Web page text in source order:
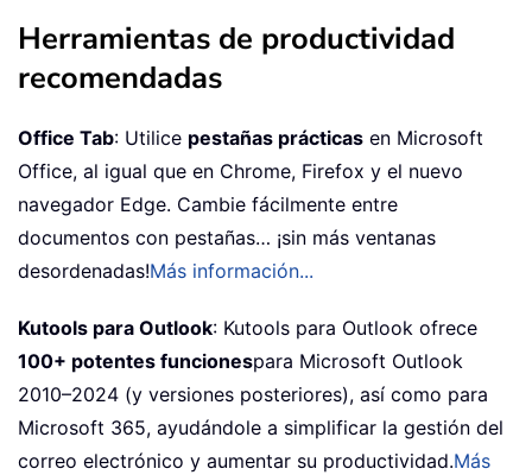
Herramientas de productividad
recomendadas
Office Tab: Utilice pestañas prácticas en Microsoft
Office, al igual que en Chrome, Firefox y el nuevo
navegador Edge. Cambie fácilmente entre
documentos con pestañas… ¡sin más ventanas
desordenadas!Más información...
Kutools para Outlook: Kutools para Outlook ofrece
100+ potentes funcionespara Microsoft Outlook
2010–2024 (y versiones posteriores), así como para
Microsoft 365, ayudándole a simplificar la gestión del
correo electrónico y aumentar su productividad.Más